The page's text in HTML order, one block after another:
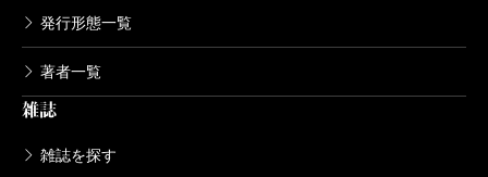
発行形態一覧
著者一覧
雑誌
雑誌を探す